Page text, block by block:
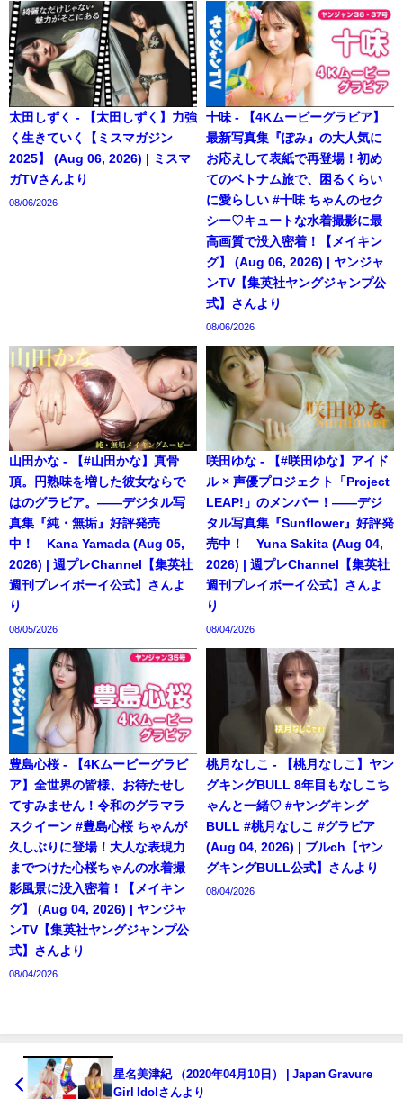
太田しずく - 【太田しずく】力強
く生きていく【ミスマガジン
2025】 (Aug 06, 2026) | ミスマ
ガTVさんより
08/06/2026
十味 - 【4Kムービーグラビア】
最新写真集『ぽみ』の大人気に
お応えして表紙で再登場！初め
てのベトナム旅で、困るくらい
に愛らしい #十味 ちゃんのセク
シー♡キュートな水着撮影に最
高画質で没入密着！【メイキン
グ】 (Aug 06, 2026) | ヤンジャ
ンTV【集英社ヤングジャンプ公
式】さんより
08/06/2026
山田かな - 【#山田かな】真骨
頂。円熟味を増した彼女ならで
はのグラビア。――デジタル写
真集『純・無垢』好評発売
中！ Kana Yamada (Aug 05,
2026) | 週プレChannel【集英社
週刊プレイボーイ公式】さんよ
り
08/05/2026
咲田ゆな - 【#咲田ゆな】アイド
ル × 声優プロジェクト「Project
LEAP!」のメンバー！――デジ
タル写真集『Sunflower』好評発
売中！ Yuna Sakita (Aug 04,
2026) | 週プレChannel【集英社
週刊プレイボーイ公式】さんよ
り
08/04/2026
豊島心桜 - 【4Kムービーグラビ
ア】全世界の皆様、お待たせし
てすみません！令和のグラマラ
スクイーン #豊島心桜 ちゃんが
久しぶりに登場！大人な表現力
までつけた心桜ちゃんの水着撮
影風景に没入密着！【メイキン
グ】 (Aug 04, 2026) | ヤンジャ
ンTV【集英社ヤングジャンプ公
式】さんより
08/04/2026
桃月なしこ - 【桃月なしこ】ヤン
グキングBULL 8年目もなしこち
ゃんと一緒♡ #ヤングキング
BULL #桃月なしこ #グラビア
(Aug 04, 2026) | ブルch【ヤン
グキングBULL公式】さんより
08/04/2026
星名美津紀 （2020年04月10日） | Japan Gravure
Girl Idolさんより